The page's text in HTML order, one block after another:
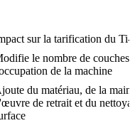
sur la tarification du
le nombre de couches
de la machine
du matériau, de la main-
de retrait et du